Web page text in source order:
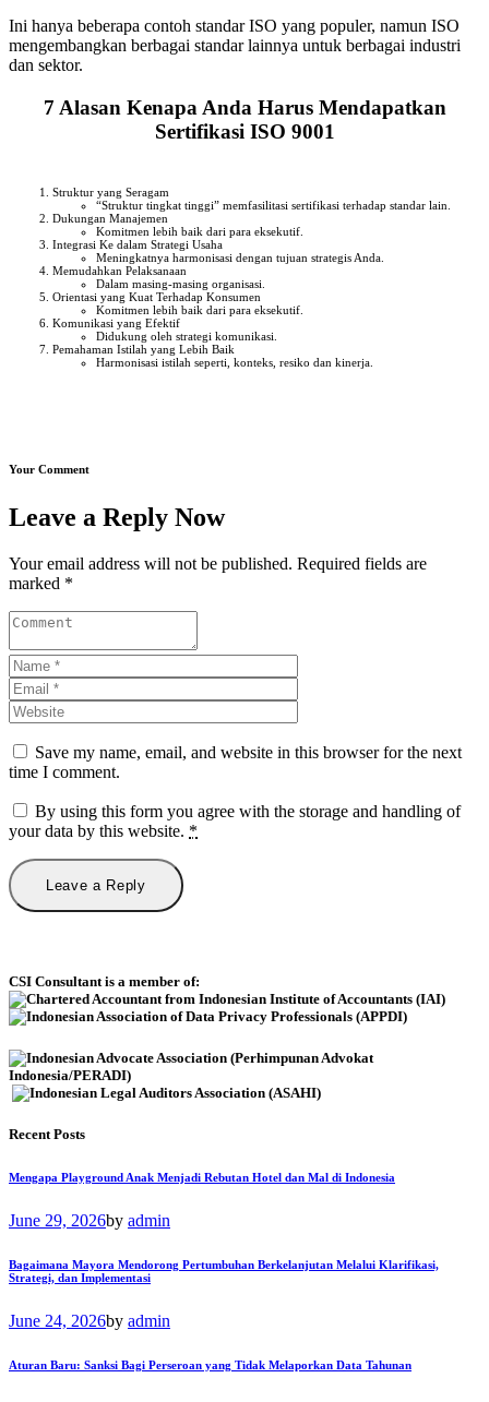
Ini hanya beberapa contoh standar ISO yang populer, namun ISO
mengembangkan berbagai standar lainnya untuk berbagai industri
dan sektor.
7 Alasan Kenapa Anda Harus Mendapatkan
Sertifikasi ISO 9001
Struktur yang Seragam
“Struktur tingkat tinggi” memfasilitasi sertifikasi terhadap standar lain.
Dukungan Manajemen
Komitmen lebih baik dari para eksekutif.
Integrasi Ke dalam Strategi Usaha
Meningkatnya harmonisasi dengan tujuan strategis Anda.
Memudahkan Pelaksanaan
Dalam masing-masing organisasi.
Orientasi yang Kuat Terhadap Konsumen
Komitmen lebih baik dari para eksekutif.
Komunikasi yang Efektif
Didukung oleh strategi komunikasi.
Pemahaman Istilah yang Lebih Baik
Harmonisasi istilah seperti, konteks, resiko dan kinerja.
Your Comment
Leave a Reply Now
Your email address will not be published. Required fields are
marked *
Save my name, email, and website in this browser for the next
time I comment.
By using this form you agree with the storage and handling of
your data by this website. *
CSI Consultant is a member of:
Recent Posts
Mengapa Playground Anak Menjadi Rebutan Hotel dan Mal di Indonesia
June 29, 2026by admin
Bagaimana Mayora Mendorong Pertumbuhan Berkelanjutan Melalui Klarifikasi,
Strategi, dan Implementasi
June 24, 2026by admin
Aturan Baru: Sanksi Bagi Perseroan yang Tidak Melaporkan Data Tahunan